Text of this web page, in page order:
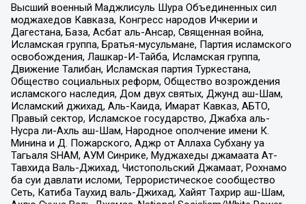
Высший военный Маджлисуль Шура Объединенных сил
моджахедов Кавказа, Конгресс народов Ичкерии и
Дагестана, База, Асбат аль-Ансар, Священная война,
Исламская группа, Братья-мусульмане, Партия исламского
освобождения, Лашкар-И-Тайба, Исламская группа,
Движение Талибан, Исламская партия Туркестана,
Общество социальных реформ, Общество возрождения
исламского наследия, Дом двух святых, Джунд аш-Шам,
Исламский джихад, Аль-Каида, Имарат Кавказ, АБТО,
Правый сектор, Исламское государство, Джабха аль-
Нусра ли-Ахль аш-Шам, Народное ополчение имени К.
Минина и Д. Пожарского, Аджр от Аллаха Субхану уа
Тагьаля SHAM, АУМ Синрике, Муджахеды джамаата Ат-
Тавхида Валь-Джихад, Чистопольский Джамаат, Рохнамо
ба суи давлати исломи, Террористическое сообщество
Сеть, Катиба Таухид валь-Джихад, Хайят Тахрир аш-Шам,